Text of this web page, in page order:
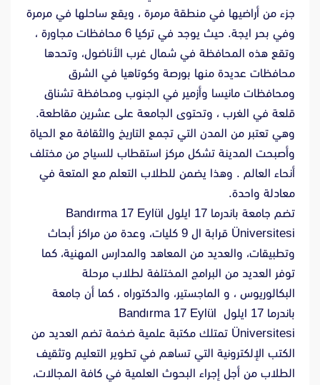
جزء من أراضيها في منطقة مرمرة ، ويقع ساحلها في مرمرة
وفي بحر ايجة. حيث يوجد في تركيا 6 محافظات مجاورة ،
وتقع هذه المحافظة في شمال غرب الأناضول، وتحدها
محافظات عديدة منها بورصة وكوتاهيا في الشرق
ومحافظات مانيسا وأزمير في الجنوب ومحافظة تشناق
قلعة في الغرب ، وتحتوى الجامعة على عشرين مقاطعة.
وهي تعتبر من المدن التي تجمع التاريخ والثقافة مع الحياة
وأصبحت المدينة تشكل مركز استقطاب للسياح من مختلف
أنحاء العالم . وهذا يضمن للطلاب التعلم مع المتعة في
معادلة واحدة.
تضم جامعة باندرما 17 ايلول Bandırma 17 Eylül
Üniversitesi قرابة ال 9 كليات، وعدة من مراكز أبحاث
وتطبيقات، والعديد من المعاهد والمدارس المهنية، كما
توفر العديد من البرامج المختلفة لطلاب مرحلة
البكالوريوس ، و الماجستير، والدكتوراه ، كما أن جامعة
باندرما 17 ايلول Bandırma 17 Eylül
Üniversitesi تمتلك مكتبة علمية ضخمة تضم العديد من
الكتب الإلكترونية التي تساهم في تطوير التعليم وتثقيف
الطلاب من أجل إجراء البحوث العلمية في كافة المجالات،